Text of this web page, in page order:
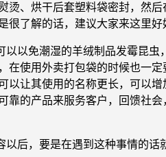
、烘干后套塑料袋密封，然
了解的话，建议大家来这里好
以免潮湿的羊绒制品发霉昆虫
使用外卖打包袋的时候也一
让其使用的名称更长，可以
的产品来服务客户，回馈社
后，要是在遇到这种事情的话